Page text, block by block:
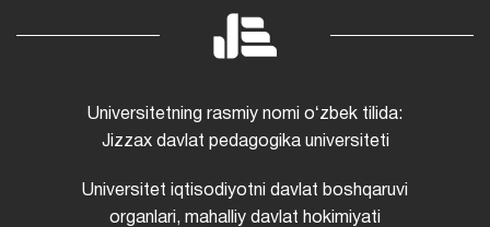
Universitetning rasmiy nomi oʻzbek tilida:
Jizzax davlat pedagogika universiteti
Universitet iqtisodiyotni davlat boshqaruvi
organlari, mahalliy davlat hokimiyati